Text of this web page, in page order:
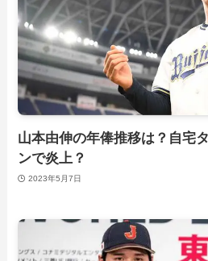
山本由伸の年俸推移は？自宅
ンで炎上？
2023年5月7日